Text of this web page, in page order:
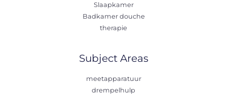
Slaapkamer
Badkamer douche
therapie
Subject Areas
meetapparatuur
drempelhulp